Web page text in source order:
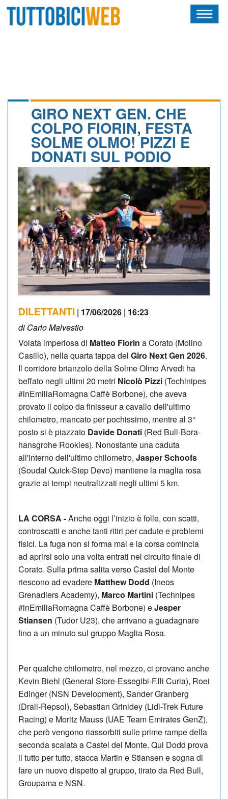
CALENDARIO
ALBI D'ORO
NEWSLETTER
GIRO NEXT GEN. CHE
COLPO FIORIN, FESTA
SOLME OLMO! PIZZI E
DONATI SUL PODIO
DILETTANTI | 17/06/2026 | 16:23
di Carlo Malvestio
Volata imperiosa di Matteo Fiorin a Corato (Molino
Casillo), nella quarta tappa del Giro Next Gen 2026.
Il corridore brianzolo della Solme Olmo Arvedi ha
beffato negli ultimi 20 metri Nicolò Pizzi (Techinipes
#inEmiliaRomagna Caffè Borbone), che aveva
provato il colpo da finisseur a cavallo dell'ultimo
chilometro, mancato per pochissimo, mentre al 3°
posto si è piazzato Davide Donati (Red Bull-Bora-
hansgrohe Rookies). Nonostante una caduta
all'interno dell'ultimo chilometro, Jasper Schoofs
(Soudal Quick-Step Devo) mantiene la maglia rosa
grazie ai tempi neutralizzati negli ultimi 5 km.
LA CORSA -Anche oggi l’inizio è folle, con scatti,
controscatti e anche tanti ritiri per cadute e problemi
fisici. La fuga non si forma mai e la corsa comincia
ad aprirsi solo una volta entrati nel circuito finale di
Corato. Sulla prima salita verso Castel del Monte
riescono ad evadere Matthew Dodd (Ineos
Grenadiers Academy), Marco Martini (Technipes
#inEmiliaRomagna Caffè Borbone) eJesper
Stiansen (Tudor U23), che arrivano a guadagnare
fino a un minuto sul gruppo Maglia Rosa.
Per qualche chilometro, nel mezzo, ci provano anche
Kevin Biehl (General Store-Essegibi-F.lli Curia), Roei
Edinger (NSN Development), Sander Granberg
(Drali-Repsol), Sebastian Grinldey (Lidl-Trek Future
Racing) e Moritz Mauss (UAE Team Emirates GenZ),
che però vengono riassorbiti sulle prime rampe della
seconda scalata a Castel del Monte. Qui Dodd prova
il tutto per tutto, stacca Martin e Stiansen e sogna di
fare un nuovo dispetto al gruppo, tirato da Red Bull,
Groupama e NSN.